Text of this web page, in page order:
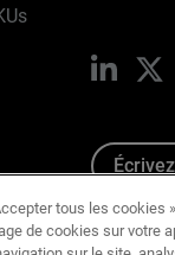
tous les cookies
de cookies sur votre